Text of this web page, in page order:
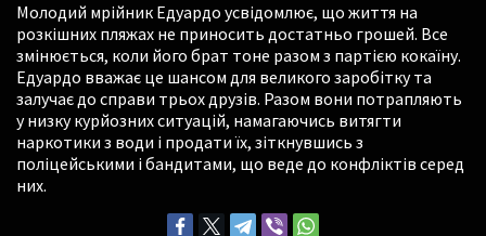
Молодий мрійник Едуардо усвідомлює, що життя на
розкішних пляжах не приносить достатньо грошей. Все
змінюється, коли його брат тоне разом з партією кокаїну.
Едуардо вважає це шансом для великого заробітку та
залучає до справи трьох друзів. Разом вони потрапляють
у низку курйозних ситуацій, намагаючись витягти
наркотики з води і продати їх, зіткнувшись з
поліцейськими і бандитами, що веде до конфліктів серед
них.